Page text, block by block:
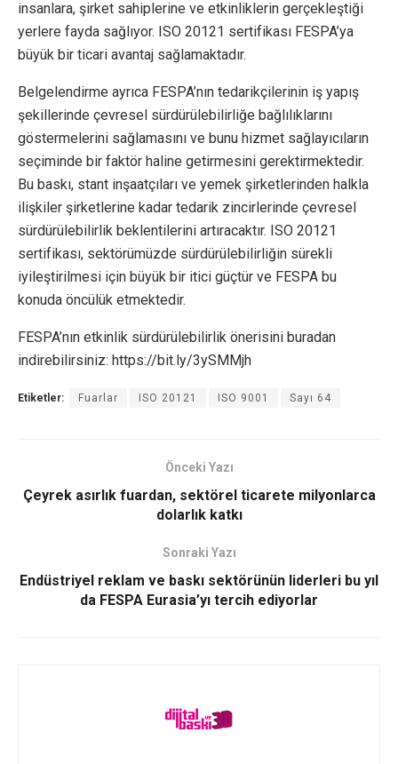
insanlara, şirket sahiplerine ve etkinliklerin gerçekleştiği
yerlere fayda sağlıyor. ISO 20121 sertifikası FESPA’ya
büyük bir ticari avantaj sağlamaktadır.
Belgelendirme ayrıca FESPA’nın tedarikçilerinin iş yapış
şekillerinde çevresel sürdürülebilirliğe bağlılıklarını
göstermelerini sağlamasını ve bunu hizmet sağlayıcıların
seçiminde bir faktör haline getirmesini gerektirmektedir.
Bu baskı, stant inşaatçıları ve yemek şirketlerinden halkla
ilişkiler şirketlerine kadar tedarik zincirlerinde çevresel
sürdürülebilirlik beklentilerini artıracaktır. ISO 20121
sertifikası, sektörümüzde sürdürülebilirliğin sürekli
iyileştirilmesi için büyük bir itici güçtür ve FESPA bu
konuda öncülük etmektedir.
FESPA’nın etkinlik sürdürülebilirlik önerisini buradan
indirebilirsiniz: https://bit.ly/3ySMMjh
Etiketler: Fuarlar ISO 20121 ISO 9001 Sayı 64
Önceki Yazı
Çeyrek asırlık fuardan, sektörel ticarete milyonlarca
dolarlık katkı
Sonraki Yazı
Endüstriyel reklam ve baskı sektörünün liderleri bu yıl
da FESPA Eurasia’yı tercih ediyorlar